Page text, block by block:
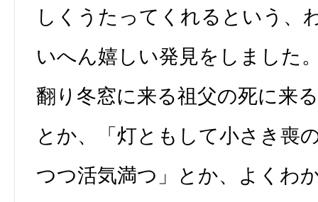
しくうたってくれるという、
いへん嬉しい発見をしました
翻り冬窓に来る祖父の死に来
とか、「灯ともして小さき喪
つつ活気満つ」とか、よくわ